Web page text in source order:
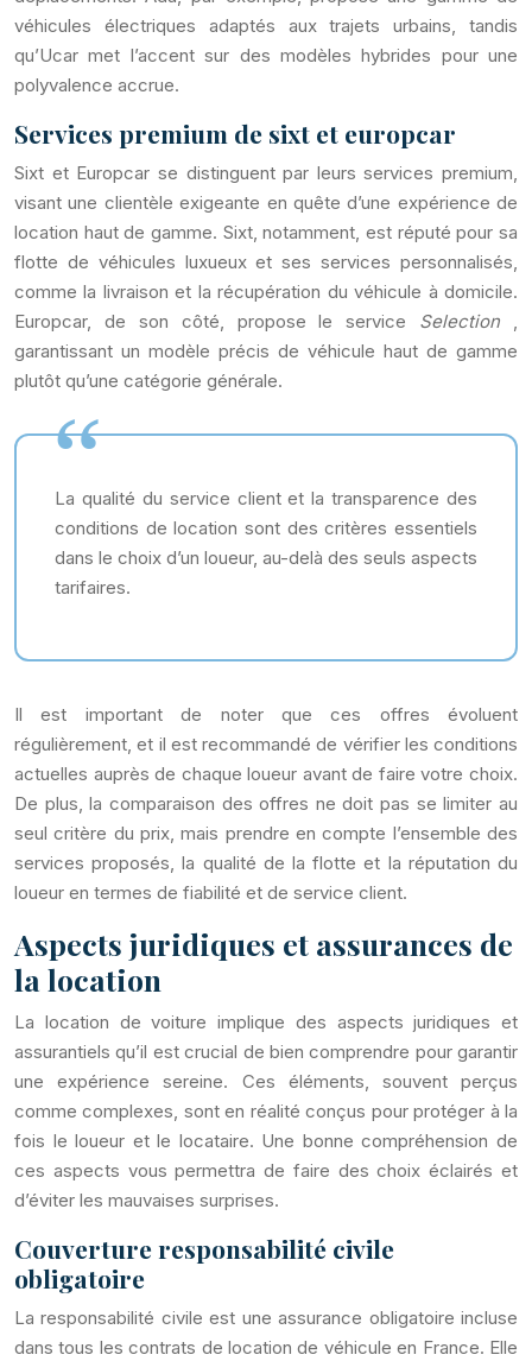
véhicules électriques adaptés aux trajets urbains, tandis
qu’Ucar met l’accent sur des modèles hybrides pour une
polyvalence accrue.
Services premium de sixt et europcar
Sixt et Europcar se distinguent par leurs services premium,
visant une clientèle exigeante en quête d’une expérience de
location haut de gamme. Sixt, notamment, est réputé pour sa
flotte de véhicules luxueux et ses services personnalisés,
comme la livraison et la récupération du véhicule à domicile.
Europcar, de son côté, propose le service Selection ,
garantissant un modèle précis de véhicule haut de gamme
plutôt qu’une catégorie générale.
La qualité du service client et la transparence des
conditions de location sont des critères essentiels
dans le choix d’un loueur, au-delà des seuls aspects
tarifaires.
Il est important de noter que ces offres évoluent
régulièrement, et il est recommandé de vérifier les conditions
actuelles auprès de chaque loueur avant de faire votre choix.
De plus, la comparaison des offres ne doit pas se limiter au
seul critère du prix, mais prendre en compte l’ensemble des
services proposés, la qualité de la flotte et la réputation du
loueur en termes de fiabilité et de service client.
Aspects juridiques et assurances de
la location
La location de voiture implique des aspects juridiques et
assurantiels qu’il est crucial de bien comprendre pour garantir
une expérience sereine. Ces éléments, souvent perçus
comme complexes, sont en réalité conçus pour protéger à la
fois le loueur et le locataire. Une bonne compréhension de
ces aspects vous permettra de faire des choix éclairés et
d’éviter les mauvaises surprises.
Couverture responsabilité civile
obligatoire
La responsabilité civile est une assurance obligatoire incluse
dans tous les contrats de location de véhicule en France. Elle